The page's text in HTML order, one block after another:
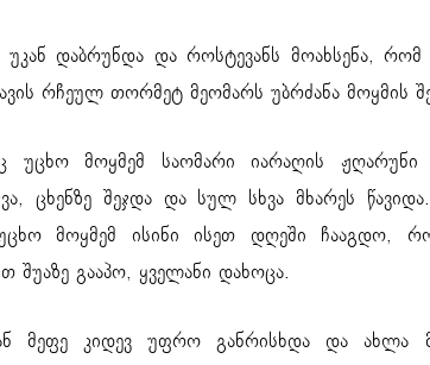
უკან დაბრუნდა და როსტევანს მოახსენა,
რჩეულ თორმეტ მეომარს უბრძანა მოყმის
უცხო მოყმემ საომარი იარაღის
ცხენზე შეჯდა და სულ სხვა მხარეს
მოყმემ ისინი ისეთ დღეში ჩააგდო,
შუაზე გააპო, ყველანი დახოცა.
მეფე კიდევ უფრო განრისხდა და ახლა